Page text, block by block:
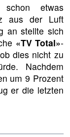
etwas
aus der Luft
an stellte sich
«TV Total»-
dies nicht zu
Nachdem
um 9 Prozent
er die letzten